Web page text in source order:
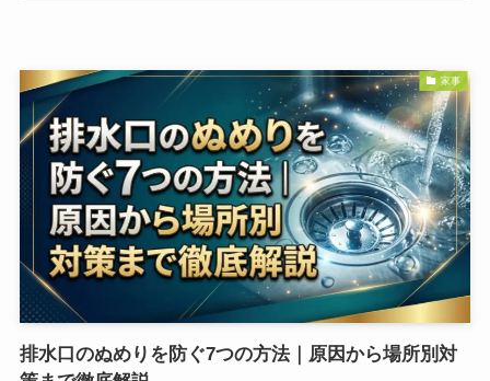
家事
排水口のぬめりを防ぐ7つの方法｜原因から場所別対